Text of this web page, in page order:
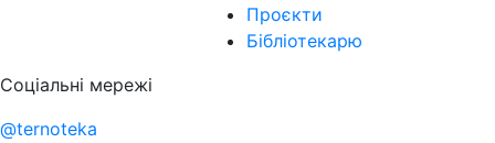
Проєкти
Бібліотекарю
Соціальні мережі
@ternoteka